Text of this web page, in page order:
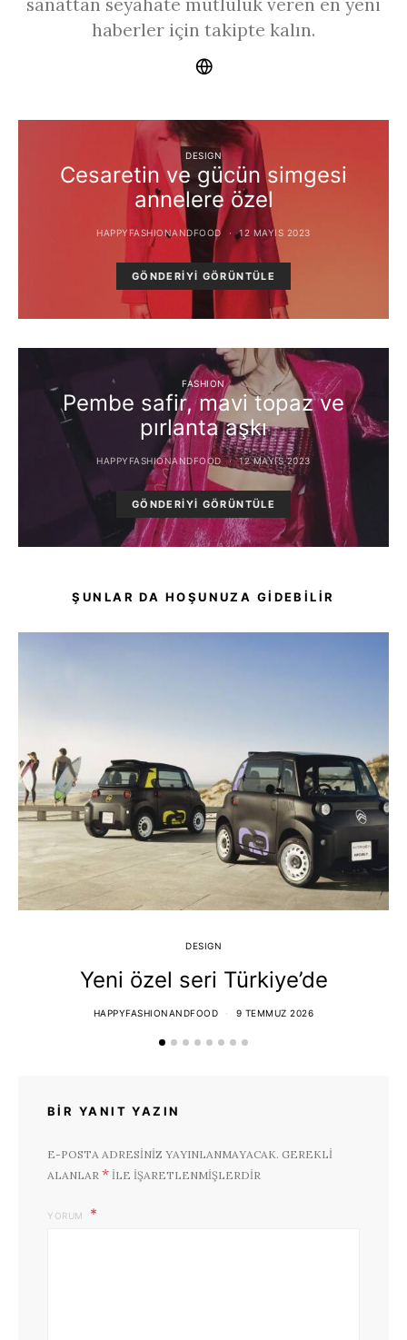
haberler için takipte kalın.
DESIGN
Cesaretin ve gücün simgesi
annelere özel
HAPPYFASHIONANDFOOD 12 MAYIS 2023
GÖNDERIYI GÖRÜNTÜLE
FASHION
Pembe safir, mavi topaz ve
pırlanta aşkı
HAPPYFASHIONANDFOOD 12 MAYIS 2023
GÖNDERIYI GÖRÜNTÜLE
ŞUNLAR DA HOŞUNUZA GIDEBILIR
DESIGN
Yeni özel seri Türkiye’de
HAPPYFASHIONANDFOOD 9 TEMMUZ 2026
BIR YANIT YAZIN
E-POSTA ADRESINIZ YAYINLANMAYACAK. GEREKLI
ALANLAR * ILE IŞARETLENMIŞLERDIR
YORUM